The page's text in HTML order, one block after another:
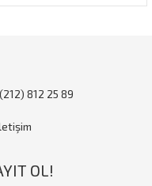
812 25 89
OL!